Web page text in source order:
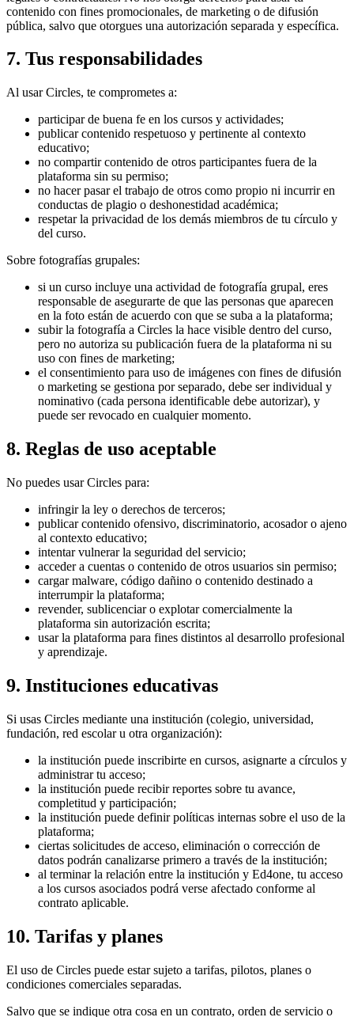
contenido con fines promocionales, de marketing o de difusión
pública, salvo que otorgues una autorización separada y específica.
7. Tus responsabilidades
Al usar Circles, te comprometes a:
participar de buena fe en los cursos y actividades;
publicar contenido respetuoso y pertinente al contexto
educativo;
no compartir contenido de otros participantes fuera de la
plataforma sin su permiso;
no hacer pasar el trabajo de otros como propio ni incurrir en
conductas de plagio o deshonestidad académica;
respetar la privacidad de los demás miembros de tu círculo y
del curso.
Sobre fotografías grupales:
si un curso incluye una actividad de fotografía grupal, eres
responsable de asegurarte de que las personas que aparecen
en la foto están de acuerdo con que se suba a la plataforma;
subir la fotografía a Circles la hace visible dentro del curso,
pero no autoriza su publicación fuera de la plataforma ni su
uso con fines de marketing;
el consentimiento para uso de imágenes con fines de difusión
o marketing se gestiona por separado, debe ser individual y
nominativo (cada persona identificable debe autorizar), y
puede ser revocado en cualquier momento.
8. Reglas de uso aceptable
No puedes usar Circles para:
infringir la ley o derechos de terceros;
publicar contenido ofensivo, discriminatorio, acosador o ajeno
al contexto educativo;
intentar vulnerar la seguridad del servicio;
acceder a cuentas o contenido de otros usuarios sin permiso;
cargar malware, código dañino o contenido destinado a
interrumpir la plataforma;
revender, sublicenciar o explotar comercialmente la
plataforma sin autorización escrita;
usar la plataforma para fines distintos al desarrollo profesional
y aprendizaje.
9. Instituciones educativas
Si usas Circles mediante una institución (colegio, universidad,
fundación, red escolar u otra organización):
la institución puede inscribirte en cursos, asignarte a círculos y
administrar tu acceso;
la institución puede recibir reportes sobre tu avance,
completitud y participación;
la institución puede definir políticas internas sobre el uso de la
plataforma;
ciertas solicitudes de acceso, eliminación o corrección de
datos podrán canalizarse primero a través de la institución;
al terminar la relación entre la institución y Ed4one, tu acceso
a los cursos asociados podrá verse afectado conforme al
contrato aplicable.
10. Tarifas y planes
El uso de Circles puede estar sujeto a tarifas, pilotos, planes o
condiciones comerciales separadas.
Salvo que se indique otra cosa en un contrato, orden de servicio o